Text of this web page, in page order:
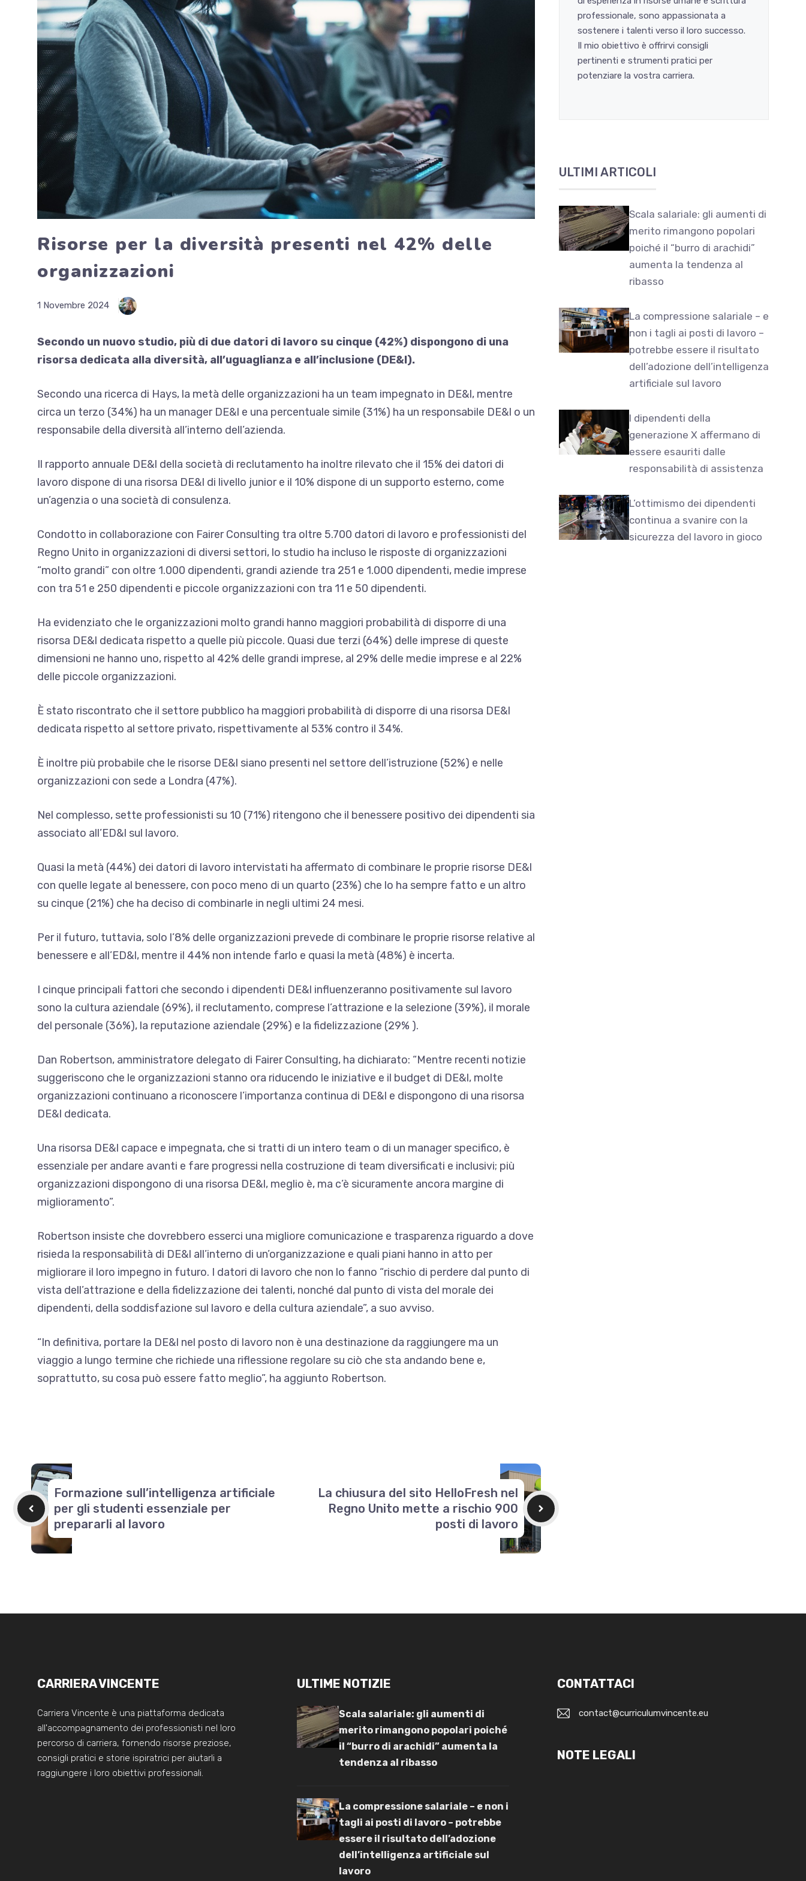
Risorse per la diversità presenti nel 42% delle
organizzazioni
1 Novembre 2024
Secondo un nuovo studio, più di due datori di lavoro su cinque (42%) dispongono di una
risorsa dedicata alla diversità, all’uguaglianza e all’inclusione (DE&I).
Secondo una ricerca di Hays, la metà delle organizzazioni ha un team impegnato in DE&I, mentre
circa un terzo (34%) ha un manager DE&I e una percentuale simile (31%) ha un responsabile DE&I o un
responsabile della diversità all’interno dell’azienda.
Il rapporto annuale DE&I della società di reclutamento ha inoltre rilevato che il 15% dei datori di
lavoro dispone di una risorsa DE&I di livello junior e il 10% dispone di un supporto esterno, come
un’agenzia o una società di consulenza.
Condotto in collaborazione con Fairer Consulting tra oltre 5.700 datori di lavoro e professionisti del
Regno Unito in organizzazioni di diversi settori, lo studio ha incluso le risposte di organizzazioni
“molto grandi” con oltre 1.000 dipendenti, grandi aziende tra 251 e 1.000 dipendenti, medie imprese
con tra 51 e 250 dipendenti e piccole organizzazioni con tra 11 e 50 dipendenti.
Ha evidenziato che le organizzazioni molto grandi hanno maggiori probabilità di disporre di una
risorsa DE&I dedicata rispetto a quelle più piccole. Quasi due terzi (64%) delle imprese di queste
dimensioni ne hanno uno, rispetto al 42% delle grandi imprese, al 29% delle medie imprese e al 22%
delle piccole organizzazioni.
È stato riscontrato che il settore pubblico ha maggiori probabilità di disporre di una risorsa DE&I
dedicata rispetto al settore privato, rispettivamente al 53% contro il 34%.
È inoltre più probabile che le risorse DE&I siano presenti nel settore dell’istruzione (52%) e nelle
organizzazioni con sede a Londra (47%).
Nel complesso, sette professionisti su 10 (71%) ritengono che il benessere positivo dei dipendenti sia
associato all’ED&I sul lavoro.
Quasi la metà (44%) dei datori di lavoro intervistati ha affermato di combinare le proprie risorse DE&I
con quelle legate al benessere, con poco meno di un quarto (23%) che lo ha sempre fatto e un altro
su cinque (21%) che ha deciso di combinarle in negli ultimi 24 mesi.
Per il futuro, tuttavia, solo l’8% delle organizzazioni prevede di combinare le proprie risorse relative al
benessere e all’ED&I, mentre il 44% non intende farlo e quasi la metà (48%) è incerta.
I cinque principali fattori che secondo i dipendenti DE&I influenzeranno positivamente sul lavoro
sono la cultura aziendale (69%), il reclutamento, comprese l’attrazione e la selezione (39%), il morale
del personale (36%), la reputazione aziendale (29%) e la fidelizzazione (29% ).
Dan Robertson, amministratore delegato di Fairer Consulting, ha dichiarato: “Mentre recenti notizie
suggeriscono che le organizzazioni stanno ora riducendo le iniziative e il budget di DE&I, molte
organizzazioni continuano a riconoscere l’importanza continua di DE&I e dispongono di una risorsa
DE&I dedicata.
Una risorsa DE&I capace e impegnata, che si tratti di un intero team o di un manager specifico, è
essenziale per andare avanti e fare progressi nella costruzione di team diversificati e inclusivi; più
organizzazioni dispongono di una risorsa DE&I, meglio è, ma c’è sicuramente ancora margine di
miglioramento”.
Robertson insiste che dovrebbero esserci una migliore comunicazione e trasparenza riguardo a dove
risieda la responsabilità di DE&I all’interno di un’organizzazione e quali piani hanno in atto per
migliorare il loro impegno in futuro. I datori di lavoro che non lo fanno “rischio di perdere dal punto di
vista dell’attrazione e della fidelizzazione dei talenti, nonché dal punto di vista del morale dei
dipendenti, della soddisfazione sul lavoro e della cultura aziendale”, a suo avviso.
“In definitiva, portare la DE&I nel posto di lavoro non è una destinazione da raggiungere ma un
viaggio a lungo termine che richiede una riflessione regolare su ciò che sta andando bene e,
soprattutto, su cosa può essere fatto meglio”, ha aggiunto Robertson.
Formazione sull’intelligenza artificiale
per gli studenti essenziale per
prepararli al lavoro
La chiusura del sito HelloFresh nel
Regno Unito mette a rischio 900
posti di lavoro
professionale, sono appassionata a
sostenere i talenti verso il loro successo.
Il mio obiettivo è offrirvi consigli
pertinenti e strumenti pratici per
potenziare la vostra carriera.
ULTIMI ARTICOLI
Scala salariale: gli aumenti di
merito rimangono popolari
poiché il “burro di arachidi”
aumenta la tendenza al
ribasso
La compressione salariale – e
non i tagli ai posti di lavoro –
potrebbe essere il risultato
dell’adozione dell’intelligenza
artificiale sul lavoro
I dipendenti della
generazione X affermano di
essere esauriti dalle
responsabilità di assistenza
L’ottimismo dei dipendenti
continua a svanire con la
sicurezza del lavoro in gioco
CARRIERA VINCENTE
Carriera Vincente è una piattaforma dedicata
all'accompagnamento dei professionisti nel loro
percorso di carriera, fornendo risorse preziose,
consigli pratici e storie ispiratrici per aiutarli a
raggiungere i loro obiettivi professionali.
ULTIME NOTIZIE
Scala salariale: gli aumenti di
merito rimangono popolari poiché
il “burro di arachidi” aumenta la
tendenza al ribasso
La compressione salariale – e non i
tagli ai posti di lavoro – potrebbe
essere il risultato dell’adozione
dell’intelligenza artificiale sul
lavoro
CONTATTACI
contact@curriculumvincente.eu
NOTE LEGALI